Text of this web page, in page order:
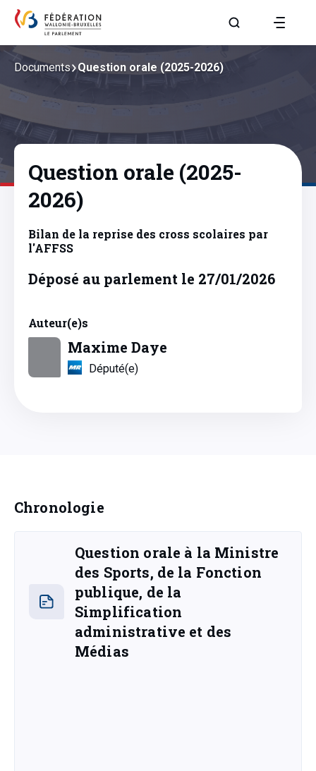
Aller à la page
Documents Question orale (2025-2026)
Question orale (2025-
2026)
Bilan de la reprise des cross scolaires par
l'AFFSS
Déposé au parlement le 27/01/2026
Auteur(e)s
Maxime Daye
Député(e)
Chronologie
Question orale à la Ministre
des Sports, de la Fonction
publique, de la
Simplification
administrative et des
Médias